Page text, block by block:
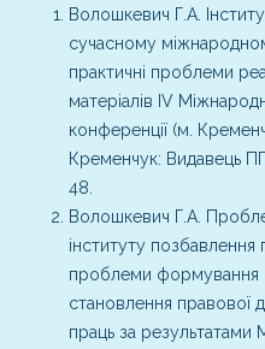
Волошкевич Г.А.
сучасному
практичні проблеми
матеріалів ІV
конференції (м.
Кременчук: Видавець
48.
Волошкевич Г.А.
інституту позбавлення
проблеми формування
становлення правової
праць за результатами